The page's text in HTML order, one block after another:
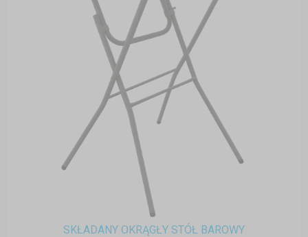
SKŁADANY OKRĄGŁY STÓŁ BAROWY